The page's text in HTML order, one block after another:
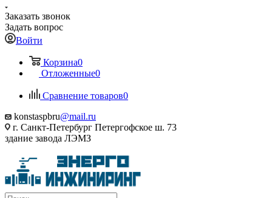
Заказать звонок
Задать вопрос
Войти
Корзина0
Отложенные0
Сравнение товаров0
konstaspbru@mail.ru
г. Санкт-Петербург Петергофское ш. 73
здание завода ЛЭМЗ